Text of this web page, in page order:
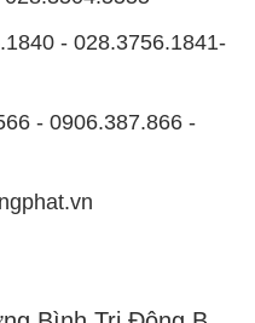
Bình Trị Đông B,
Minh